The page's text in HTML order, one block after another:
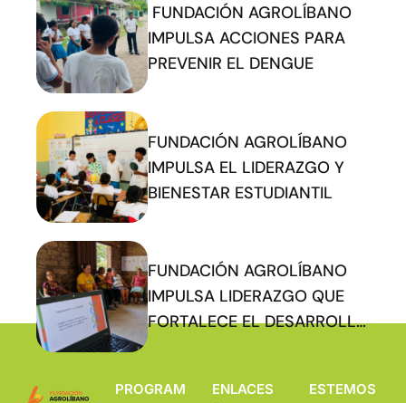
FUNDACIÓN AGROLÍBANO
IMPULSA ACCIONES PARA
PREVENIR EL DENGUE
FUNDACIÓN AGROLÍBANO
IMPULSA EL LIDERAZGO Y
BIENESTAR ESTUDIANTIL
FUNDACIÓN AGROLÍBANO
IMPULSA LIDERAZGO QUE
FORTALECE EL DESARROLLO
PROGRAM
ENLACES
ESTEMOS